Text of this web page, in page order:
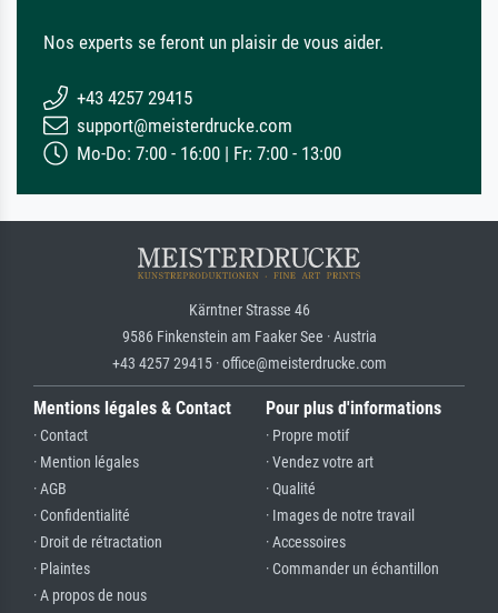
Nos experts se feront un plaisir de vous aider.
+43 4257 29415
support@meisterdrucke.com
Mo-Do: 7:00 - 16:00 | Fr: 7:00 - 13:00
Kärntner Strasse 46
9586 Finkenstein am Faaker See · Austria
+43 4257 29415 · office@meisterdrucke.com
Mentions légales & Contact
· Contact
· Mention légales
· AGB
· Confidentialité
· Droit de rétractation
· Plaintes
· A propos de nous
Pour plus d'informations
· Propre motif
· Vendez votre art
· Qualité
· Images de notre travail
· Accessoires
· Commander un échantillon